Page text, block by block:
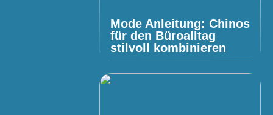
Mode Anleitung: Chinos
für den Büroalltag
stilvoll kombinieren